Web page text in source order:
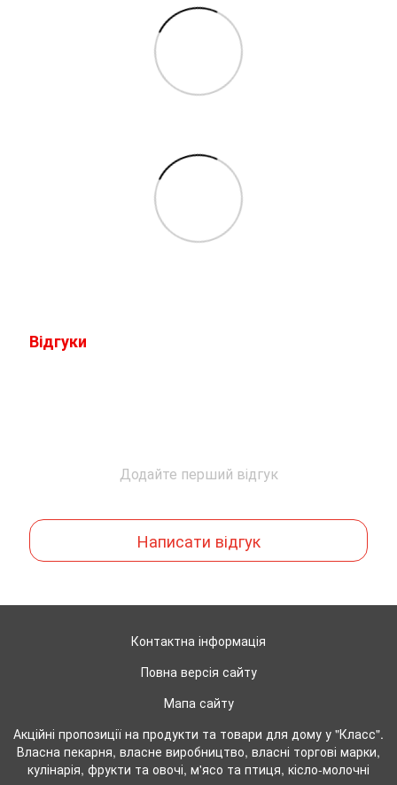
Відгуки
Додайте перший відгук
Написати відгук
Контактна інформація
Повна версія сайту
Мапа сайту
Акційні пропозиції на продукти та товари для дому у "Класс".
Власна пекарня, власне виробництво, власні торгові марки,
кулінарія, фрукти та овочі, м'ясо та птиця, кісло-молочні